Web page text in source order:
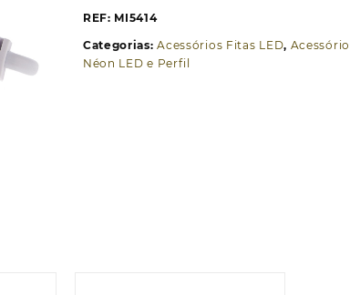
220V
SMD
REF: MI5414
Categorias:Acessórios Fitas LED,
Néon LED e Perfil